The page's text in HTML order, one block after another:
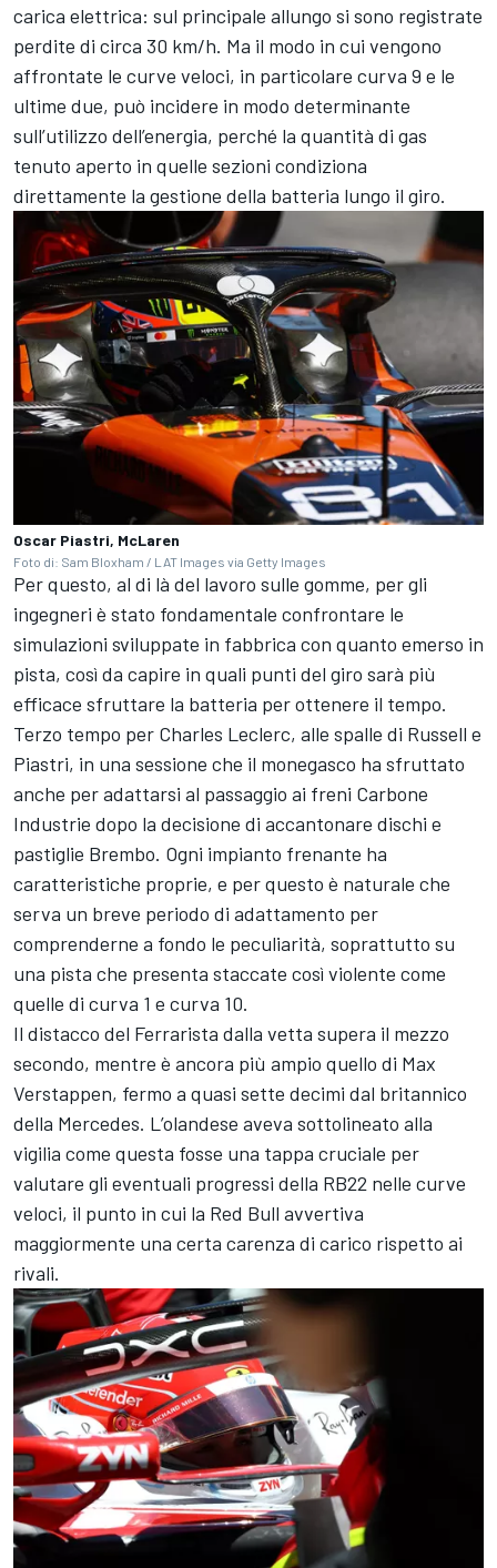
carica elettrica: sul principale allungo si sono registrate
perdite di circa 30 km/h. Ma il modo in cui vengono
affrontate le curve veloci, in particolare curva 9 e le
ultime due, può incidere in modo determinante
sull’utilizzo dell’energia, perché la quantità di gas
tenuto aperto in quelle sezioni condiziona
direttamente la gestione della batteria lungo il giro.
Oscar Piastri, McLaren
Foto di: Sam Bloxham / LAT Images via Getty Images
Per questo, al di là del lavoro sulle gomme, per gli
ingegneri è stato fondamentale confrontare le
simulazioni sviluppate in fabbrica con quanto emerso in
pista, così da capire in quali punti del giro sarà più
efficace sfruttare la batteria per ottenere il tempo.
Terzo tempo per Charles Leclerc, alle spalle di Russell e
Piastri, in una sessione che il monegasco ha sfruttato
anche per adattarsi al passaggio ai freni Carbone
Industrie dopo la decisione di accantonare dischi e
pastiglie Brembo. Ogni impianto frenante ha
caratteristiche proprie, e per questo è naturale che
serva un breve periodo di adattamento per
comprenderne a fondo le peculiarità, soprattutto su
una pista che presenta staccate così violente come
quelle di curva 1 e curva 10.
Il distacco del Ferrarista dalla vetta supera il mezzo
secondo, mentre è ancora più ampio quello di Max
Verstappen, fermo a quasi sette decimi dal britannico
della Mercedes. L’olandese aveva sottolineato alla
vigilia come questa fosse una tappa cruciale per
valutare gli eventuali progressi della RB22 nelle curve
veloci, il punto in cui la Red Bull avvertiva
maggiormente una certa carenza di carico rispetto ai
rivali.